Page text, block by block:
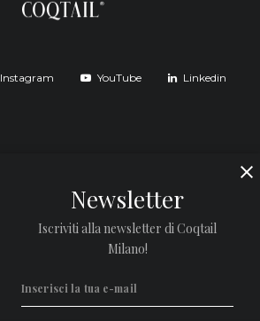
Instagram YouTube Linkedin
Newsletter
Iscriviti alla newsletter di Coqtail
Milano!